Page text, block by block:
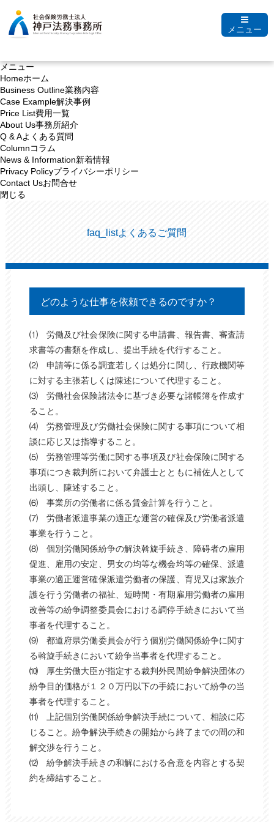
メニュー
メニュー
Homeホーム
Business Outline業務内容
Case Example解決事例
Price List費用一覧
About Us事務所紹介
Q & Aよくある質問
Columnコラム
News & Information新着情報
Privacy Policyプライバシーポリシー
Contact Usお問合せ
閉じる
faq_listよくあるご質問
どのような仕事を依頼できるのですか？
⑴ 労働及び社会保険に関する申請書、報告書、審査請
求書等の書類を作成し、提出手続を代行すること。
⑵ 申請等に係る調査若しくは処分に関し、行政機関等
に対する主張若しくは陳述について代理すること。
⑶ 労働社会保険諸法令に基づき必要な諸帳簿を作成す
ること。
⑷ 労務管理及び労働社会保険に関する事項について相
談に応じ又は指導すること。
⑸ 労務管理等労働に関する事項及び社会保険に関する
事項につき裁判所において弁護士とともに補佐人として
出頭し、陳述すること。
⑹ 事業所の労働者に係る賃金計算を行うこと。
⑺ 労働者派遣事業の適正な運営の確保及び労働者派遣
事業を行うこと。
⑻ 個別労働関係紛争の解決斡旋手続き、障碍者の雇用
促進、雇用の安定、男女の均等な機会均等の確保、派遣
事業の適正運営確保派遣労働者の保護、育児又は家族介
護を行う労働者の福祉、短時間・有期雇用労働者の雇用
改善等の紛争調整委員会における調停手続きにおいて当
事者を代理すること。
⑼ 都道府県労働委員会が行う個別労働関係紛争に関す
る斡旋手続きにおいて紛争当事者を代理すること。
⑽ 厚生労働大臣が指定する裁判外民間紛争解決団体の
紛争目的価格が１２０万円以下の手続において紛争の当
事者を代理すること。
⑾ 上記個別労働関係紛争解決手続について、相談に応
じること。紛争解決手続きの開始から終了までの間の和
解交渉を行うこと。
⑿ 紛争解決手続きの和解における合意を内容とする契
約を締結すること。